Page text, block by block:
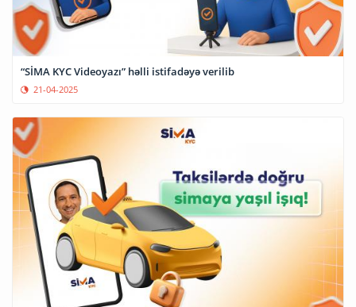
“SİMA KYC Videoyazı” həlli istifadəyə verilib
21-04-2025